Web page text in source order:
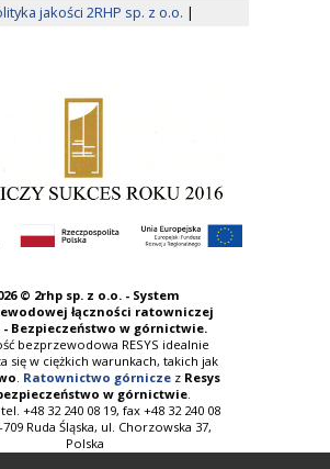
jakości 2RHP sp. z o.o. |
© 2rhp sp. z o.o. - System
łączności ratowniczej
- Bezpieczeństwo w górnictwie.
bezprzewodowa RESYS idealnie
się w ciężkich warunkach, takich jak
Ratownictwo górniczez Resys
w górnictwie.
+48 32 240 08 19, fax +48 32 240 08
Ruda Śląska, ul. Chorzowska 37,
Polska